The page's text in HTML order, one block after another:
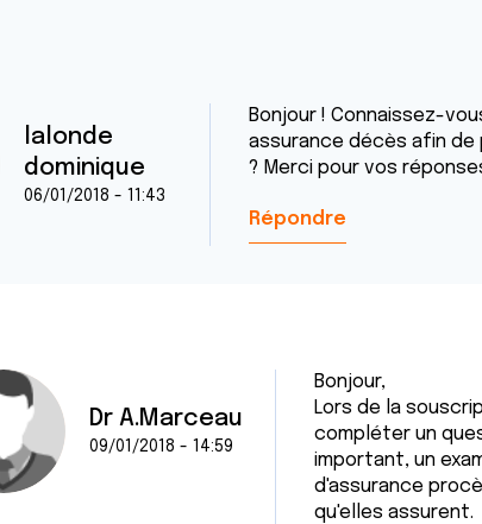
lalonde
dominique
06/01/2018 - 11:43
Bonjour ! Connaissez-
assurance décès afin
? Merci pour vos
Répondre
Dr A.Marceau
09/01/2018 - 14:59
Bonjour,
Lors de la
compléter un
important, un
d'assurance
qu'elles assurent.